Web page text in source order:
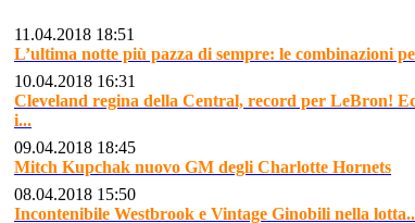
11.04.2018 18:51
L’ultima notte più pazza di sempre: le combinazioni
10.04.2018 16:31
Cleveland regina della Central, record per LeBron!
i...
09.04.2018 18:45
Mitch Kupchak nuovo GM degli Charlotte Hornets
08.04.2018 15:50
Incontenibile Westbrook e Vintage Ginobili nella